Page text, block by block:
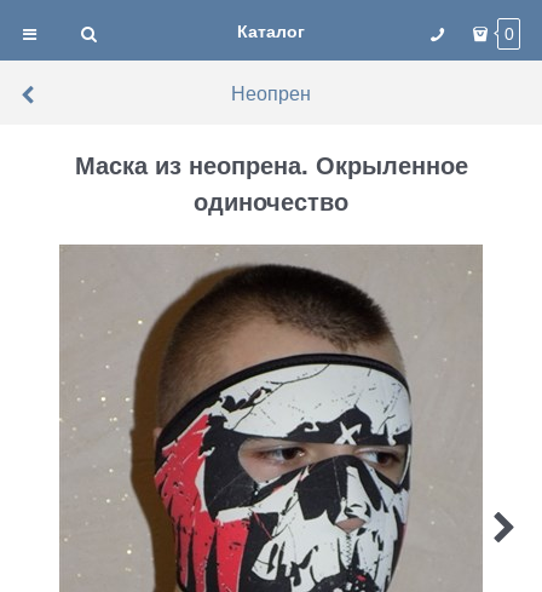
Каталог 0
Неопрен
Маска из неопрена. Окрыленное
одиночество